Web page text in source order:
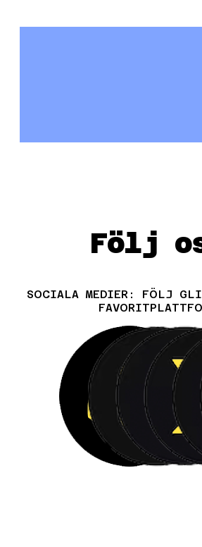
Följ
SOCIALA MEDIER: FÖLJ